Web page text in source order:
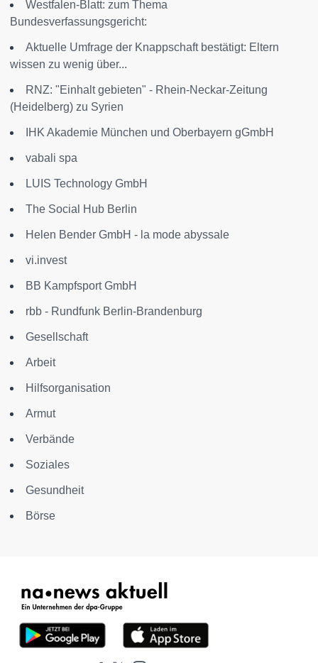
Westfalen-Blatt: zum Thema
Bundesverfassungsgericht:
Aktuelle Umfrage der Knappschaft bestätigt: Eltern
wissen zu wenig über...
RNZ: "Einhalt gebieten" - Rhein-Neckar-Zeitung
(Heidelberg) zu Syrien
IHK Akademie München und Oberbayern gGmbH
vabali spa
LUIS Technology GmbH
The Social Hub Berlin
Helen Bender GmbH - la mode abyssale
vi.invest
BB Kampfsport GmbH
rbb - Rundfunk Berlin-Brandenburg
Gesellschaft
Arbeit
Hilfsorganisation
Armut
Verbände
Soziales
Gesundheit
Börse